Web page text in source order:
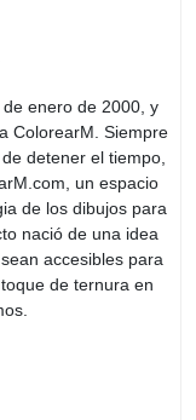
enero de 2000, y
ColorearM. Siempre
detener el tiempo,
un espacio
de los dibujos para
nació de una idea
accesibles para
de ternura en